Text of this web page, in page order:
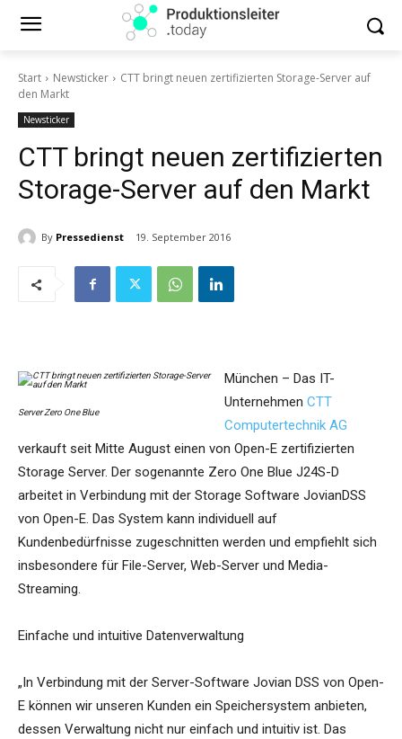
Start Newsticker
CTT bringt neuen zertifizierten Storage-Server auf
den Markt
Newsticker
CTT bringt neuen zertifizierten
Storage-Server auf den Markt
By Pressedienst 19. September 2016
Server Zero One Blue
München – Das IT-
Unternehmen CTT
Computertechnik AG
verkauft seit Mitte August einen von Open-E zertifizierten
Storage Server. Der sogenannte Zero One Blue J24S-D
arbeitet in Verbindung mit der Storage Software JovianDSS
von Open-E. Das System kann individuell auf
Kundenbedürfnisse zugeschnitten werden und empfiehlt sich
insbesondere für File-Server, Web-Server und Media-
Streaming.
Einfache und intuitive Datenverwaltung
„In Verbindung mit der Server-Software Jovian DSS von Open-
E können wir unseren Kunden ein Speichersystem anbieten,
dessen Verwaltung nicht nur einfach und intuitiv ist. Das